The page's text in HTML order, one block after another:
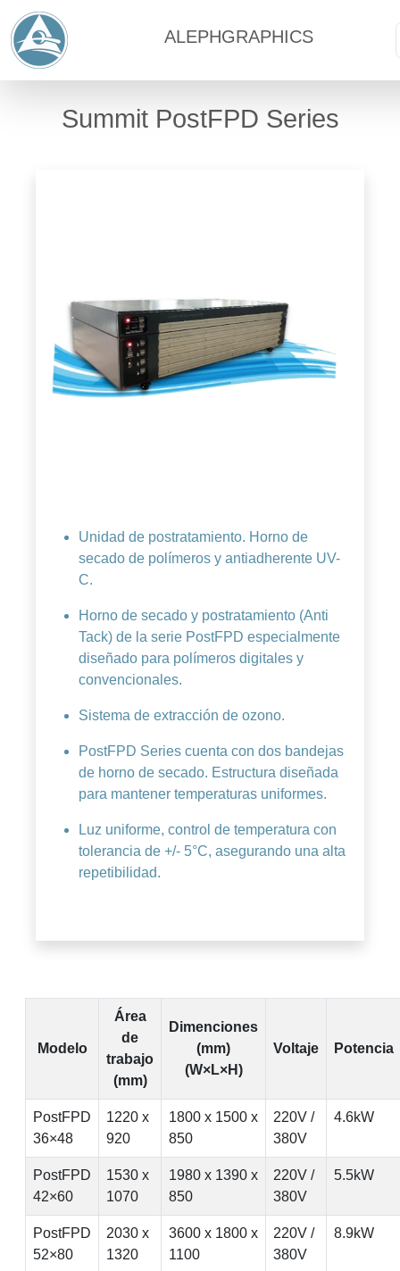
ALEPHGRAPHICS
Summit PostFPD Series
Unidad de postratamiento. Horno de
secado de polímeros y antiadherente UV-
C.
Horno de secado y postratamiento (Anti
Tack) de la serie PostFPD especialmente
diseñado para polímeros digitales y
convencionales.
Sistema de extracción de ozono.
PostFPD Series cuenta con dos bandejas
de horno de secado. Estructura diseñada
para mantener temperaturas uniformes.
Luz uniforme, control de temperatura con
tolerancia de +/- 5°C, asegurando una alta
repetibilidad.
Modelo
Área
de
trabajo
(mm)
Dimenciones
(mm)
(W×L×H)
Voltaje Potencia
PostFPD
36×48
1220 x
920
1800 x 1500 x
850
220V /
380V
4.6kW
PostFPD
42×60
1530 x
1070
1980 x 1390 x
850
220V /
380V
5.5kW
PostFPD
52×80
2030 x
1320
3600 x 1800 x
1100
220V /
380V
8.9kW